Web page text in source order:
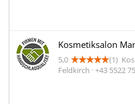
Kosmetiksalon
5,0 (1)
Feldkirch · +43 5522